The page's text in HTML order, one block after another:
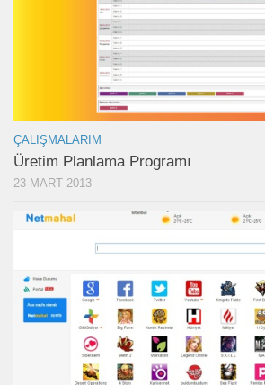
ÇALIŞMALARIM
Üretim Planlama Programı
23 MART 2013